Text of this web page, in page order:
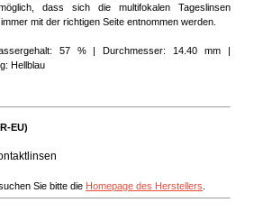
dass sich die multifokalen Tageslinsen
mit der richtigen Seite entnommen werden.
57 % | Durchmesser: 14.40 mm |
Hellblau
EU)
Sie bitte die Homepage des Herstellers